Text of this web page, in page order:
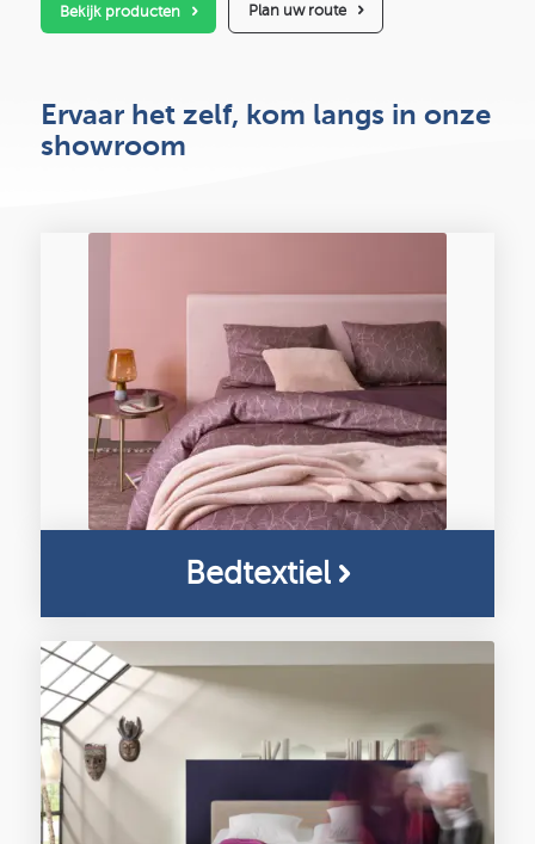
Bekijk producten Plan uw route
Ervaar het zelf, kom langs in onze
showroom
Bedtextiel